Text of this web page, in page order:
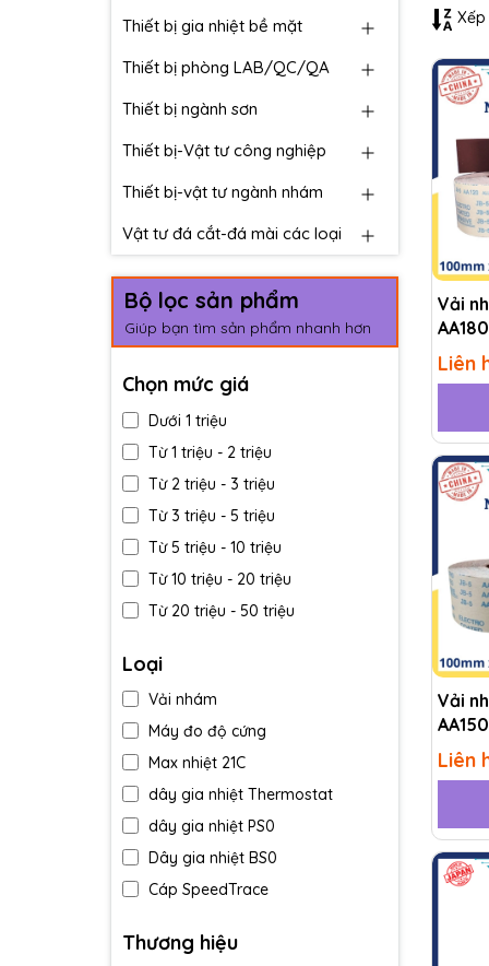
Thiết bị gia nhiệt bề mặt
Thiết bị phòng LAB/QC/QA
Thiết bị ngành sơn
Thiết bị-Vật tư công nghiệp
Thiết bị-vật tư ngành nhám
Vật tư đá cắt-đá mài các loại
Bộ lọc sản phẩm
Giúp bạn tìm sản phẩm nhanh hơn
Chọn mức giá
Dưới 1 triệu
Từ 1 triệu - 2 triệu
Từ 2 triệu - 3 triệu
Từ 3 triệu - 5 triệu
Từ 5 triệu - 10 triệu
Từ 10 triệu - 20 triệu
Từ 20 triệu - 50 triệu
Loại
Vải nhám
Máy đo độ cứng
Max nhiệt 21C
dây gia nhiệt Thermostat
dây gia nhiệt PS0
Dây gia nhiệt BS0
Cáp SpeedTrace
Tất phòng sạch
Thương hiệu
Vải
AA180
Liên
Vải
AA150
Liên